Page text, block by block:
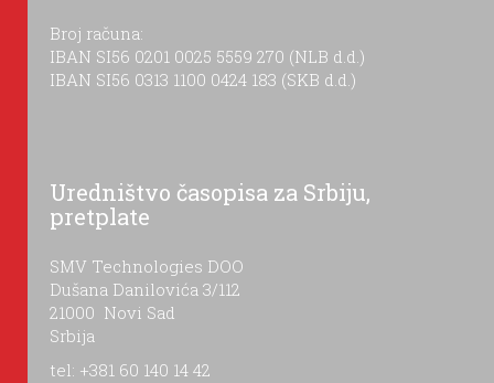
Broj računa:
IBAN SI56 0201 0025 5559 270 (NLB d.d.)
IBAN SI56 0313 1100 0424 183 (SKB d.d.)
Uredništvo časopisa za Srbiju,
pretplate
SMV Technologies DOO
Dušana Danilovića 3/112
21000 Novi Sad
Srbija
tel: +381 60 140 14 42